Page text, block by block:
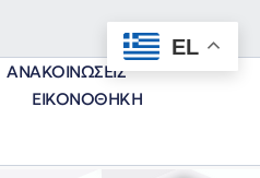
ΑΝΑΚΟΙΝΏΣΕΙΣ
ΕΙΚΟΝΟΘΉΚΗ
EL